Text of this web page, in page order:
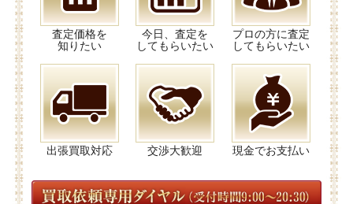
査定価格を
知りたい
今日、査定を
してもらいたい
プロの方に査定
してもらいたい
出張買取対応 交渉大歓迎 現金でお支払い